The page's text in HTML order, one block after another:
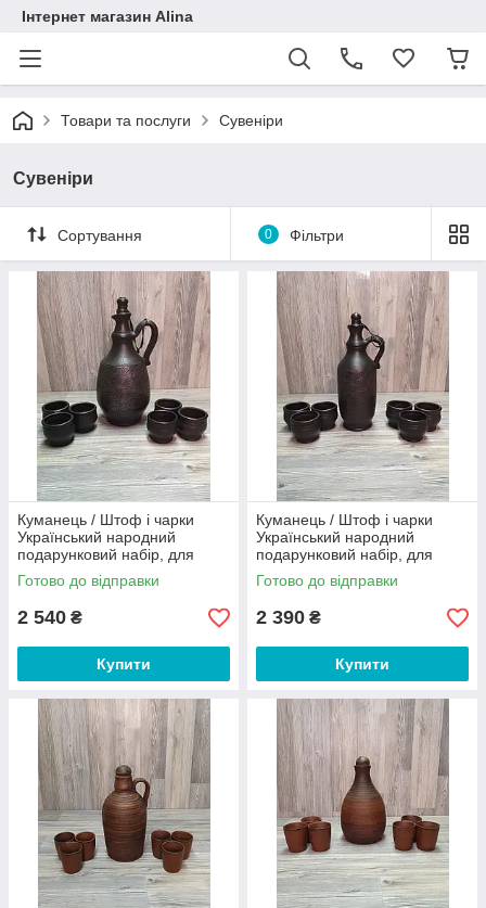
Інтернет магазин Alina
Товари та послуги Сувеніри
Сувеніри
Сортування 0 Фільтри
Куманець / Штоф і чарки
Український народний
подарунковий набір, для
алкоголю, міцних напоїв,
горілки
Готово до відправки
2 540 ₴
Купити
Куманець / Штоф і чарки
Український народний
подарунковий набір, для
алкоголю, міцних напоїв,
горілки
Готово до відправки
2 390 ₴
Купити